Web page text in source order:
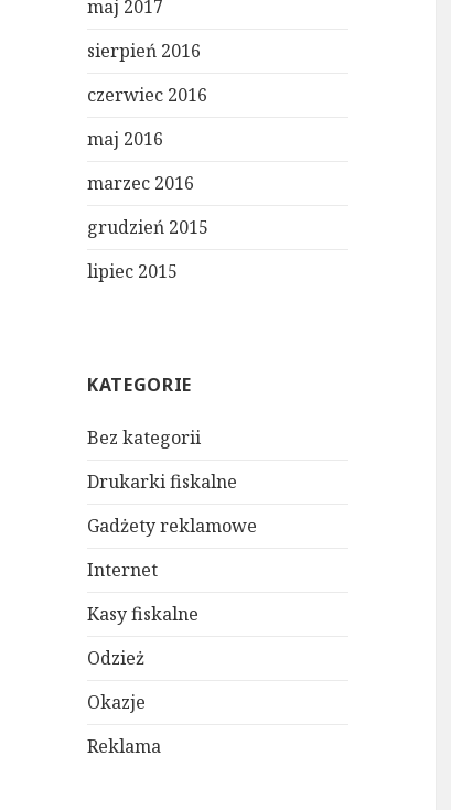
maj 2017
sierpień 2016
czerwiec 2016
maj 2016
marzec 2016
grudzień 2015
lipiec 2015
KATEGORIE
Bez kategorii
Drukarki fiskalne
Gadżety reklamowe
Internet
Kasy fiskalne
Odzież
Okazje
Reklama